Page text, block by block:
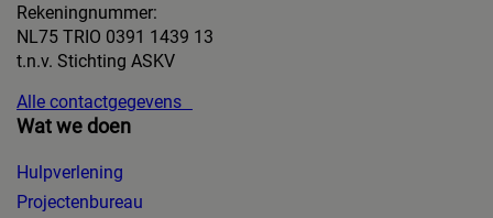
Rekeningnummer:
NL75 TRIO 0391 1439 13
t.n.v. Stichting ASKV
Alle contactgegevens
Wat we doen
Hulpverlening
Projectenbureau